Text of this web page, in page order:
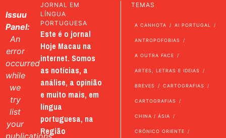
Issuu
Panel:
An
error
occurred
while
we
try
list
your
publications
JORNAL EM
LÍNGUA
PORTUGUESA
Este é o jornal
Hoje Macau na
internet. Somos
as notícias, a
análise, a opinião
e muito mais, em
língua
portuguesa, na
Região
TEMAS
A CANHOTA AI PORTUGAL
ANTROPOFOBIAS
A OUTRA FACE
ARTES, LETRAS E IDEIAS
BREVES CARTOGRAFIAS
CARTOGRAFIAS
CHINA / ÁSIA
CRÓNICO ORIENTE